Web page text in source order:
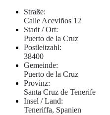
Straße:
Calle Aceviños 12
Stadt / Ort:
Puerto de la Cruz
Postleitzahl:
38400
Gemeinde:
Puerto de la Cruz
Provinz:
Santa Cruz de Tenerife
Insel / Land:
Teneriffa, Spanien